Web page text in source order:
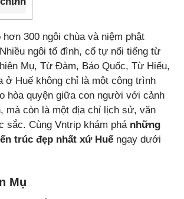
300 ngôi chùa và niệm phật
ngôi tổ đình, cổ tự nổi tiếng từ
Mụ, Từ Đàm, Báo Quốc, Từ Hiếu,
ở Huế không chỉ là một công trình
hòa quyện giữa con người với cảnh
mà còn là một địa chỉ lịch sử, văn
sắc. Cùng Vntrip khám phá những
trúc đẹp nhất xứ Huếngay dưới
Mụ